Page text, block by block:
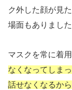
ク外した顔が見
場面もありました
マスクを常に着
なくなってしま
話せなくなるから